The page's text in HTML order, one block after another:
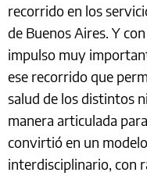
recorrido en los
de Buenos Aires. Y
impulso muy
ese recorrido que
salud de los distintos
manera articulada
convirtió en un
interdisciplinario, con